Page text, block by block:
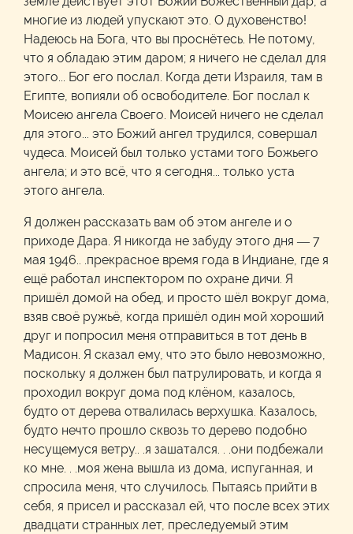
многие из людей упускают это. О духовенство!
Надеюсь на Бога, что вы проснётесь. Не потому,
что я обладаю этим даром; я ничего не сделал для
этого... Бог его послал. Когда дети Израиля, там в
Египте, вопияли об освободителе. Бог послал к
Моисею ангела Своего. Моисей ничего не сделал
для этого... это Божий ангел трудился, совершал
чудеса. Моисей был только устами того Божьего
ангела; и это всё, что я сегодня... только уста
этого ангела.
Я должен рассказать вам об этом ангеле и о
приходе Дара. Я никогда не забуду этого дня — 7
мая 1946.. .прекрасное время года в Индиане, где я
ещё работал инспектором по охране дичи. Я
пришёл домой на обед, и просто шёл вокруг дома,
взяв своё ружьё, когда пришёл один мой хороший
друг и попросил меня отправиться в тот день в
Мадисон. Я сказал ему, что это было невозможно,
поскольку я должен был патрулировать, и когда я
проходил вокруг дома под клёном, казалось,
будто от дерева отвалилась верхушка. Казалось,
будто нечто прошло сквозь то дерево подобно
несущемуся ветру.. .я зашатался. . .они подбежали
ко мне. . .моя жена вышла из дома, испуганная, и
спросила меня, что случилось. Пытаясь прийти в
себя, я присел и рассказал ей, что после всех этих
двадцати странных лет, преследуемый этим